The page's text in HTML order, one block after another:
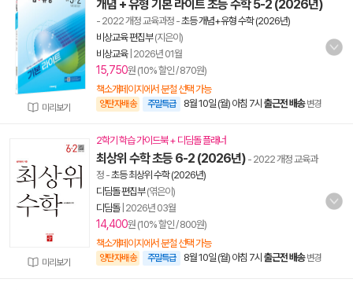
미리보기
개념 + 유형 기본 라이트 초등 수학 5-2 (2026년)
- 2022 개정 교육과정 -초등 개념+유형 수학 (2026년)
비상교육 편집부(지은이)
비상교육| 2026년 01월
15,750원 (10% 할인 / 870원)
책소개페이지에서 분철 선택 가능
양탄자배송 주말특급 8월 10일 (월) 아침 7시 출근전 배송 변경
미리보기
2학기 학습 가이드북 + 디딤돌 플래너
최상위 수학 초등 6-2 (2026년) - 2022 개정 교육과
정 -초등 최상위 수학 (2026년)
디딤돌 편집부(엮은이)
디딤돌| 2026년 03월
14,400원 (10% 할인 / 800원)
책소개페이지에서 분철 선택 가능
양탄자배송 주말특급 8월 10일 (월) 아침 7시 출근전 배송 변경